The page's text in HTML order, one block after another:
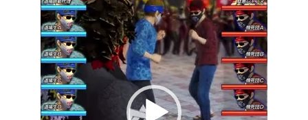
レ
ー
ヤ
ー